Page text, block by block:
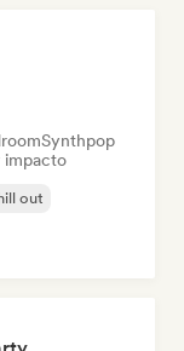
Synthpop
impacto
out